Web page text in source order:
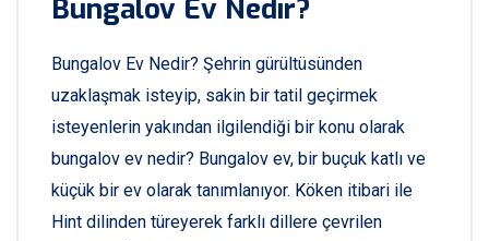
Bungalov Ev Nedir?
Bungalov Ev Nedir? Şehrin gürültüsünden
uzaklaşmak isteyip, sakin bir tatil geçirmek
isteyenlerin yakından ilgilendiği bir konu olarak
bungalov ev nedir? Bungalov ev, bir buçuk katlı ve
küçük bir ev olarak tanımlanıyor. Köken itibari ile
Hint dilinden türeyerek farklı dillere çevrilen